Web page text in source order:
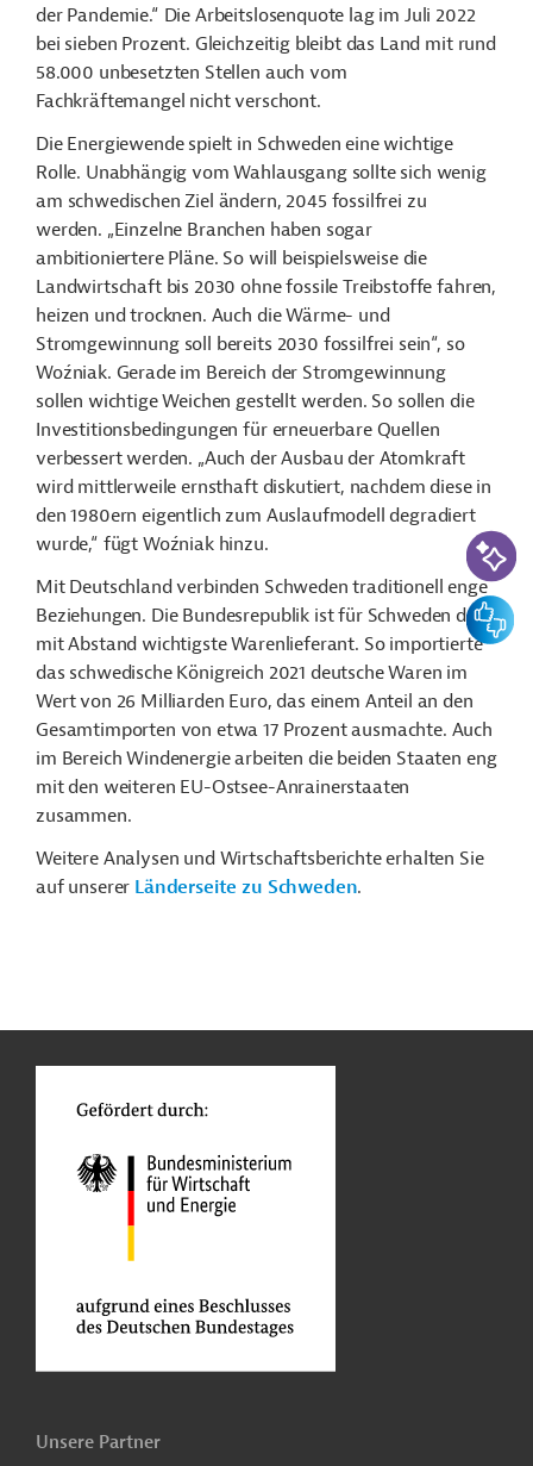
der Pandemie.“ Die Arbeitslosenquote lag im Juli 2022
bei sieben Prozent. Gleichzeitig bleibt das Land mit rund
58.000 unbesetzten Stellen auch vom
Fachkräftemangel nicht verschont.
Die Energiewende spielt in Schweden eine wichtige
Rolle. Unabhängig vom Wahlausgang sollte sich wenig
am schwedischen Ziel ändern, 2045 fossilfrei zu
werden. „Einzelne Branchen haben sogar
ambitioniertere Pläne. So will beispielsweise die
Landwirtschaft bis 2030 ohne fossile Treibstoffe fahren,
heizen und trocknen. Auch die Wärme- und
Stromgewinnung soll bereits 2030 fossilfrei sein“, so
Woźniak. Gerade im Bereich der Stromgewinnung
sollen wichtige Weichen gestellt werden. So sollen die
Investitionsbedingungen für erneuerbare Quellen
verbessert werden. „Auch der Ausbau der Atomkraft
wird mittlerweile ernsthaft diskutiert, nachdem diese in
den 1980ern eigentlich zum Auslaufmodell degradiert
wurde,“ fügt Woźniak hinzu.
Mit Deutschland verbinden Schweden traditionell enge
Beziehungen. Die Bundesrepublik ist für Schweden der
mit Abstand wichtigste Warenlieferant. So importierte
das schwedische Königreich 2021 deutsche Waren im
Wert von 26 Milliarden Euro, das einem Anteil an den
Gesamtimporten von etwa 17 Prozent ausmachte. Auch
im Bereich Windenergie arbeiten die beiden Staaten eng
mit den weiteren EU-Ostsee-Anrainerstaaten
zusammen.
Weitere Analysen und Wirtschaftsberichte erhalten Sie
auf unserer Länderseite zu Schweden.
Unsere Partner
KI-